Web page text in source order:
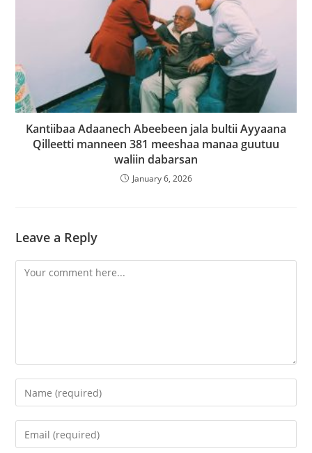
Kantiibaa Adaanech Abeebeen jala bultii Ayyaana
Qilleetti manneen 381 meeshaa manaa guutuu
waliin dabarsan
January 6, 2026
Leave a Reply